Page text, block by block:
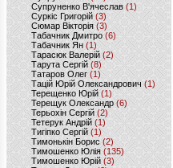
Супруненко В'ячеслав (1)
Суркіс Григорій (3)
Сюмар Вікторія (3)
Табачник Дмитро (6)
Табачник Ян(1)
Тарасюк Валерій (2)
Тарута Сергій (8)
Татаров Олег(1)
Тацій Юрій Олександрович(1)
Терещенко Юрій(1)
Терещук Олександр(6)
Терьохін Сергій (2)
Тетерук Андрій (1)
Тигіпко Сергій(1)
Тимонькін Борис (2)
Тимошенко Юлія (135)
Тимошенко Юрій(3)